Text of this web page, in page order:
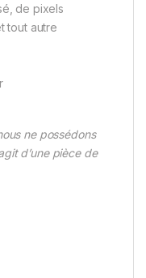
de pixels
tout autre
ne possédons
d’une pièce de